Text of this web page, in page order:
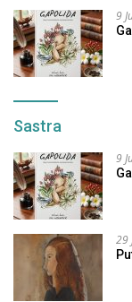
9
Sastra
9
29